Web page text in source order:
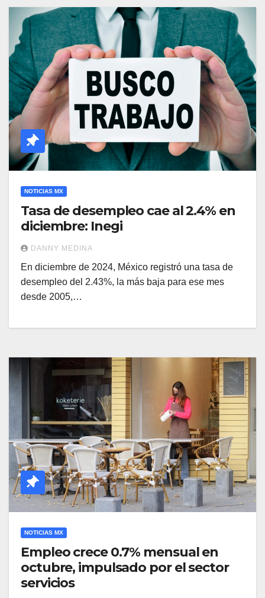
NOTICIAS MX
Tasa de desempleo cae al 2.4% en
diciembre: Inegi
DANNY MEDINA
En diciembre de 2024, México registró una tasa de
desempleo del 2.43%, la más baja para ese mes
desde 2005,…
NOTICIAS MX
Empleo crece 0.7% mensual en
octubre, impulsado por el sector
servicios